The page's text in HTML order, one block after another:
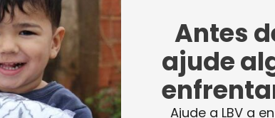
o desenvolvimento das ações
vivenciam experiências de
Antes
ajude
Ajude a LBV a